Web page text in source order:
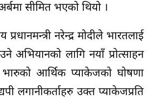
सीमित भएको थियो ।
नरेन्द्र मोदीले भारतलाई
अभियानको लागि नयाँ प्रोत्साहन
आर्थिक प्याकेजको घोषणा
लगानीकर्ताहरु उक्त प्याकेजप्रति